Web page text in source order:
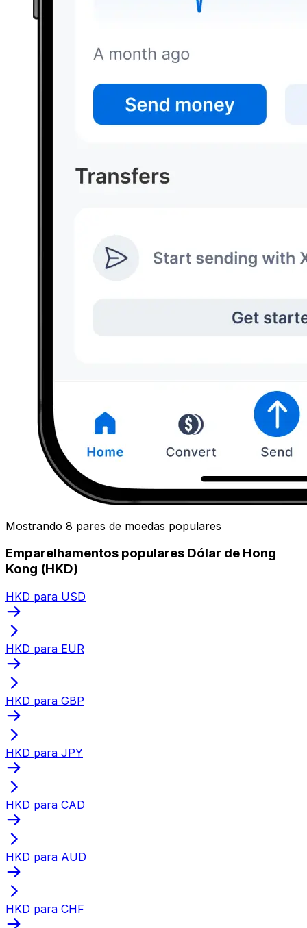
Mostrando 8 pares de moedas populares
Emparelhamentos populares Dólar de Hong
Kong (HKD)
HKD para USD
HKD para EUR
HKD para GBP
HKD para JPY
HKD para CAD
HKD para AUD
HKD para CHF